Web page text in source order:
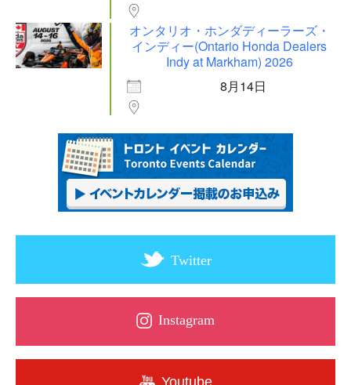
オンタリオ・ホンダディーラーズ・
インディー(Ontario Honda Dealers
Indy at Markham) 2026
8月14日
Twitter
Instagram